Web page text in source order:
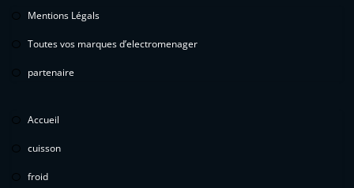
Mentions Légals
Toutes vos marques d’electromenager
partenaire
Accueil
cuisson
froid